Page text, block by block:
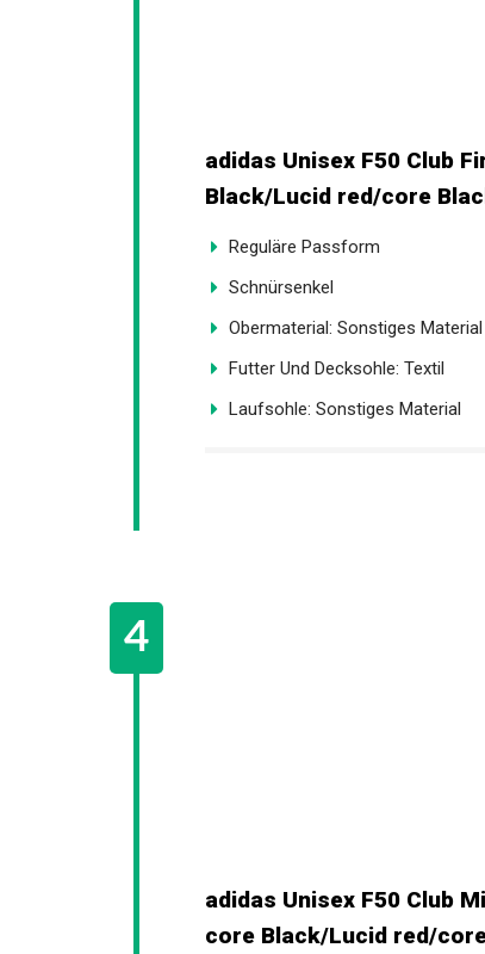
adidas Unisex F50 Club
Black/Lucid red/core
Reguläre Passform
Schnürsenkel
Obermaterial: Sonstiges
Futter Und Decksohle: Textil
Laufsohle: Sonstiges Material
adidas Unisex F50 Club
core Black/Lucid red/